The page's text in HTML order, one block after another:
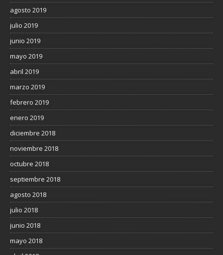
agosto 2019
julio 2019
junio 2019
mayo 2019
abril 2019
marzo 2019
febrero 2019
enero 2019
diciembre 2018
noviembre 2018
octubre 2018
septiembre 2018
agosto 2018
julio 2018
junio 2018
mayo 2018